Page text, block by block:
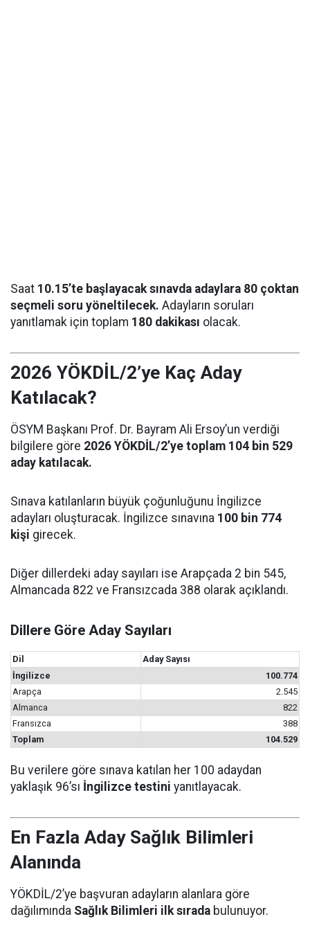
Saat 10.15’te başlayacak sınavda adaylara 80 çoktan
seçmeli soru yöneltilecek. Adayların soruları
yanıtlamak için toplam 180 dakikası olacak.
2026 YÖKDİL/2’ye Kaç Aday
Katılacak?
ÖSYM Başkanı Prof. Dr. Bayram Ali Ersoy’un verdiği
bilgilere göre 2026 YÖKDİL/2’ye toplam 104 bin 529
aday katılacak.
Sınava katılanların büyük çoğunluğunu İngilizce
adayları oluşturacak. İngilizce sınavına 100 bin 774
kişi girecek.
Diğer dillerdeki aday sayıları ise Arapçada 2 bin 545,
Almancada 822 ve Fransızcada 388 olarak açıklandı.
Dillere Göre Aday Sayıları
Dil
Aday Sayısı
İngilizce
100.774
Arapça
2.545
Almanca
822
Fransızca
388
Toplam
104.529
Bu verilere göre sınava katılan her 100 adaydan
yaklaşık 96’sı İngilizce testini yanıtlayacak.
En Fazla Aday Sağlık Bilimleri
Alanında
YÖKDİL/2’ye başvuran adayların alanlara göre
dağılımında Sağlık Bilimleri ilk sırada bulunuyor.